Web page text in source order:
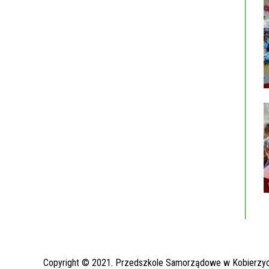
Copyright © 2021. Przedszkole Samorządowe w